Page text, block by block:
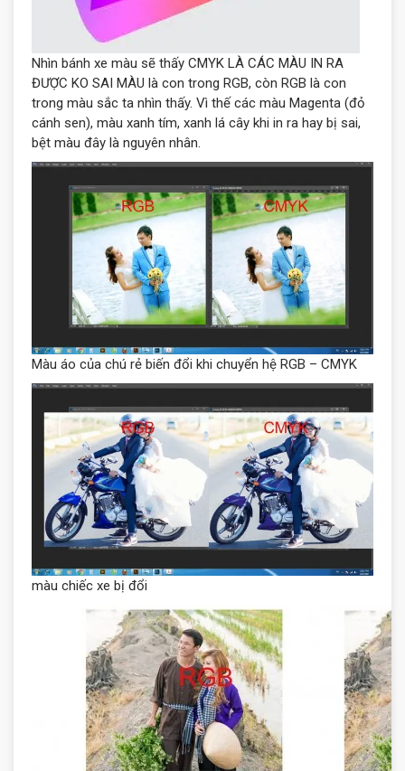
Nhìn bánh xe màu sẽ thấy CMYK LÀ CÁC MÀU IN RA
ĐƯỢC KO SAI MÀU là con trong RGB, còn RGB là con
trong màu sắc ta nhìn thấy. Vì thế các màu Magenta (đỏ
cánh sen), màu xanh tím, xanh lá cây khi in ra hay bị sai,
bệt màu đây là nguyên nhân.
Màu áo của chú rẻ biến đổi khi chuyển hệ RGB – CMYK
màu chiếc xe bị đổi